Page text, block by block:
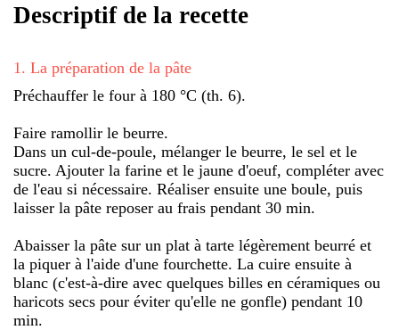
Descriptif de la recette
1 . La préparation de la pâte
Préchauffer le four à 180 °C (th. 6).
Faire ramollir le beurre.
Dans un cul-de-poule, mélanger le beurre, le sel et le
sucre. Ajouter la farine et le jaune d'oeuf, compléter avec
de l'eau si nécessaire. Réaliser ensuite une boule, puis
laisser la pâte reposer au frais pendant 30 min.
Abaisser la pâte sur un plat à tarte légèrement beurré et
la piquer à l'aide d'une fourchette. La cuire ensuite à
blanc (c'est-à-dire avec quelques billes en céramiques ou
haricots secs pour éviter qu'elle ne gonfle) pendant 10
min.